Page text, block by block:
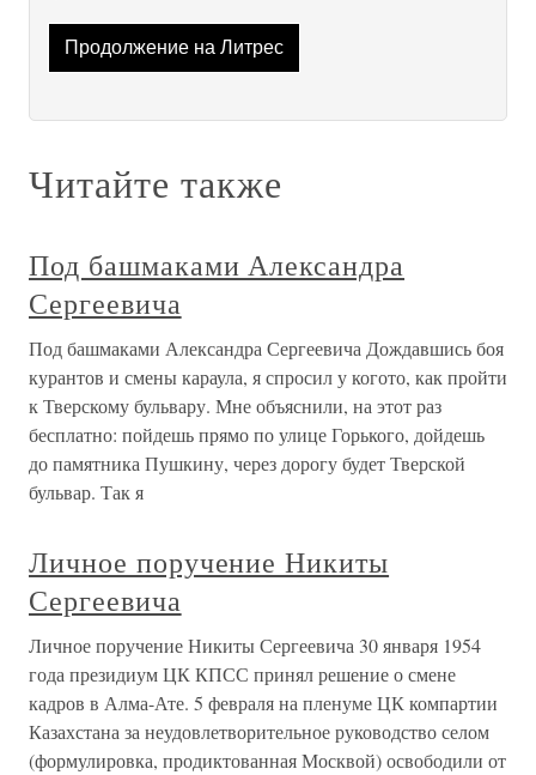
Продолжение на Литрес
Читайте также
Под башмаками Александра
Сергеевича
Под башмаками Александра Сергеевича Дождавшись боя
курантов и смены караула, я спросил у когото, как пройти
к Тверскому бульвару. Мне объяснили, на этот раз
бесплатно: пойдешь прямо по улице Горького, дойдешь
до памятника Пушкину, через дорогу будет Тверской
бульвар. Так я
Личное поручение Никиты
Сергеевича
Личное поручение Никиты Сергеевича 30 января 1954
года президиум ЦК КПСС принял решение о смене
кадров в Алма-Ате. 5 февраля на пленуме ЦК компартии
Казахстана за неудовлетворительное руководство селом
(формулировка, продиктованная Москвой) освободили от